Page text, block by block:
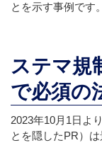
とを示す事例です。
ステマ規
で必須の
2023年10月1日よ
とを隠したPR）